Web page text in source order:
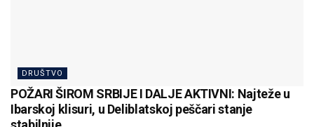
DRUŠTVO
POŽARI ŠIROM SRBIJE I DALJE AKTIVNI: Najteže u
Ibarskoj klisuri, u Deliblatskoj peščari stanje